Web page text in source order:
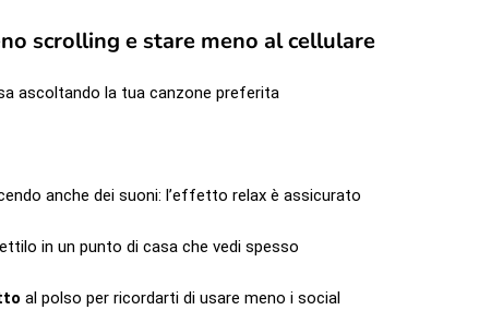
scrolling e stare meno al cellulare
ascoltando la tua canzone preferita
anche dei suoni: l’effetto relax è assicurato
in un punto di casa che vedi spesso
al polso per ricordarti di usare meno i social